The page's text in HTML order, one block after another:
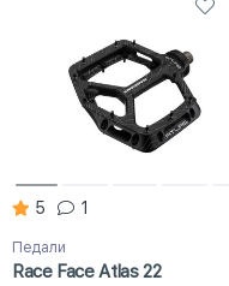
5 1
Педали
Race Face Atlas 22